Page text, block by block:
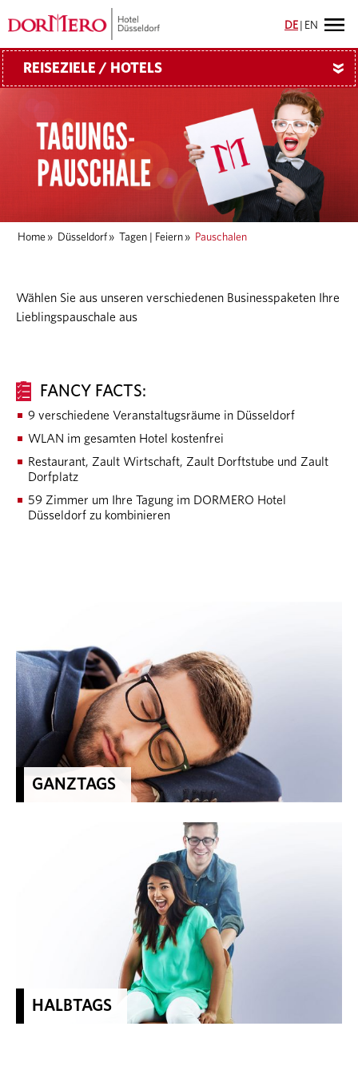
DE EN
REISEZIELE / HOTELS »
Home » Düsseldorf » Tagen | Feiern » Pauschalen
Wählen Sie aus unseren verschiedenen Businesspaketen Ihre
Lieblingspauschale aus
FANCY FACTS:
9 verschiedene Veranstaltugsräume in Düsseldorf
WLAN im gesamten Hotel kostenfrei
Restaurant, Zault Wirtschaft, Zault Dorftstube und Zault
Dorfplatz
59 Zimmer um Ihre Tagung im DORMERO Hotel
Düsseldorf zu kombinieren
GANZTAGS
HALBTAGS